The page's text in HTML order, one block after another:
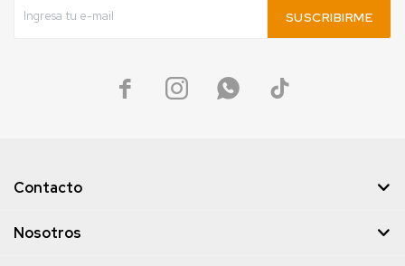
SUSCRIBIRME
   
Contacto
Nosotros